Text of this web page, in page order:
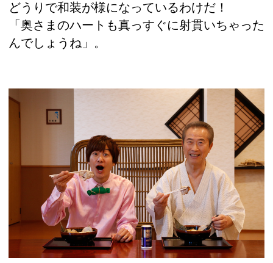
どうりで和装が様になっているわけだ！
「奥さまのハートも真っすぐに射貫いちゃった
んでしょうね」。